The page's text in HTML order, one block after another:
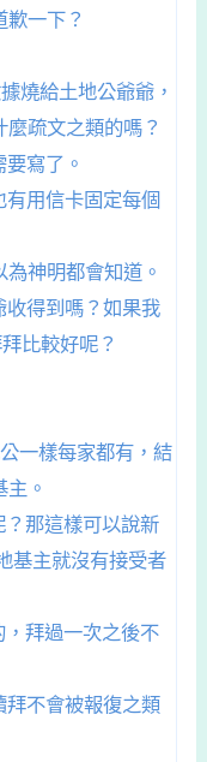
一下？
燒給土地公爺爺，
疏文之類的嗎？
寫了。
用信卡固定每個
神明都會知道。
得到嗎？如果我
比較好呢？
一樣每家都有，結
。
那這樣可以說新
基主就沒有接受者
拜過一次之後不
不會被報復之類